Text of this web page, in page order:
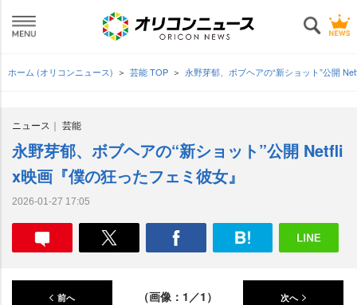
ホーム (オリコンニュース) 芸能 TOP 永野芽郁、ボブヘアの“新ショット”公開
ニュース 芸能
永野芽郁、ボブヘアの“新ショット”公開 Netfli
x映画『僕の狂ったフェミ彼女』
2026-01-27 17:05
前へ （画像：1／1） 次へ